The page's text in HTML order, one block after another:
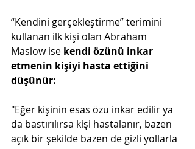
“Kendini gerçekleştirme” terimini
kullanan ilk kişi olan Abraham
Maslow ise kendi özünü inkar
etmenin kişiyi hasta ettiğini
düşünür:
"Eğer kişinin esas özü inkar edilir ya
da bastırılırsa kişi hastalanır, bazen
açık bir şekilde bazen de gizli yollarla